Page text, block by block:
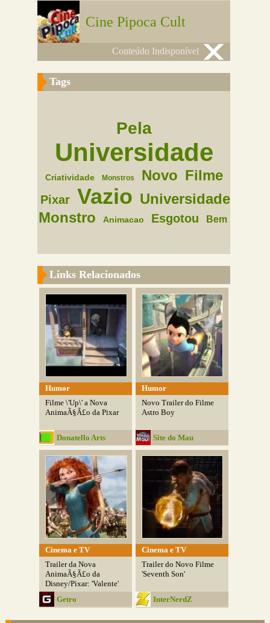
Cine Pipoca Cult
Conteúdo Indisponível
Tags
Pela
Universidade
Criatividade Monstros Novo Filme
Pixar Vazio Universidade
Monstro
Animacao Esgotou Bem
Links Relacionados
Humor
Filme \'Up\' a Nova
AnimaÃ§Ã£o da Pixar
Donatello Arts
Humor
Novo Trailer do Filme
Astro Boy
Site do Mau
Cinema e TV
Trailer da Nova
AnimaÃ§Ã£o da
Disney/Pixar: 'Valente'
Getro
Cinema e TV
Trailer do Novo Filme
'Seventh Son'
InterNerdZ